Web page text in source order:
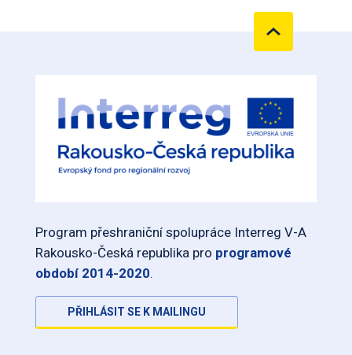
Program přeshraniční spolupráce Interreg V-A
Rakousko-Česká republika pro programové
období 2014-2020.
PŘIHLÁSIT SE K MAILINGU